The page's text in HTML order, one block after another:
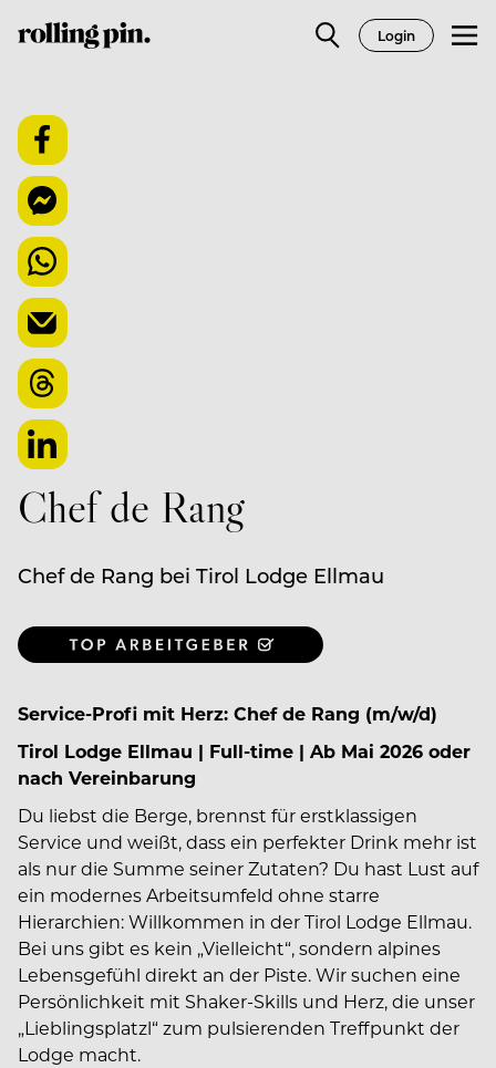
Login
Chef de Rang
Chef de Rang bei Tirol Lodge Ellmau
Service-Profi mit Herz: Chef de Rang (m/w/d)
Tirol Lodge Ellmau | Full-time | Ab Mai 2026 oder
nach Vereinbarung
Du liebst die Berge, brennst für erstklassigen
Service und weißt, dass ein perfekter Drink mehr ist
als nur die Summe seiner Zutaten? Du hast Lust auf
ein modernes Arbeitsumfeld ohne starre
Hierarchien: Willkommen in der Tirol Lodge Ellmau.
Bei uns gibt es kein „Vielleicht“, sondern alpines
Lebensgefühl direkt an der Piste. Wir suchen eine
Persönlichkeit mit Shaker-Skills und Herz, die unser
„Lieblingsplatzl“ zum pulsierenden Treffpunkt der
Lodge macht.